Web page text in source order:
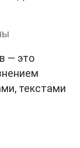
— это
текстами